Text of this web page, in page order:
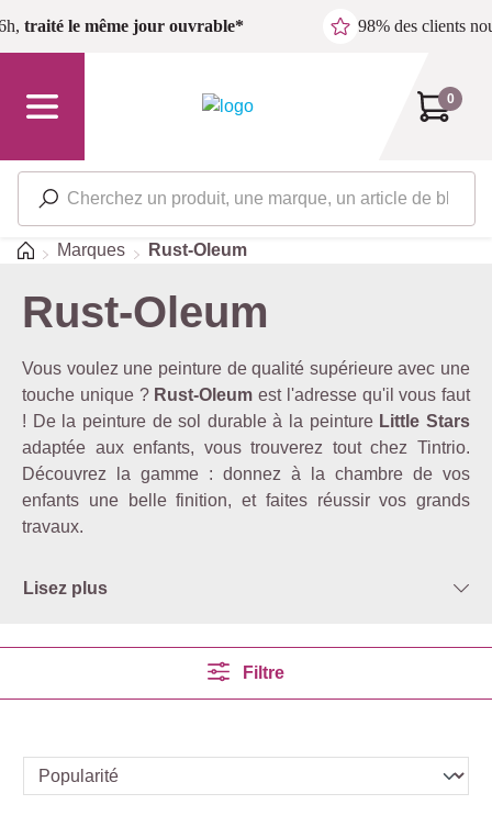
Passer au contenu principal
traité le même jour ouvrable* 98% des clients
0
Accueil
Marques Rust-Oleum
Rust-Oleum
Vous voulez une peinture de qualité supérieure avec une
touche unique ? Rust-Oleum est l'adresse qu'il vous faut
! De la peinture de sol durable à la peinture Little Stars
adaptée aux enfants, vous trouverez tout chez Tintrio.
Découvrez la gamme : donnez à la chambre de vos
enfants une belle finition, et faites réussir vos grands
travaux.
Lisez plus
Filtre